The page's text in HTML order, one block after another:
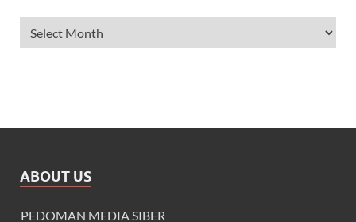
ABOUT US
PEDOMAN MEDIA SIBER